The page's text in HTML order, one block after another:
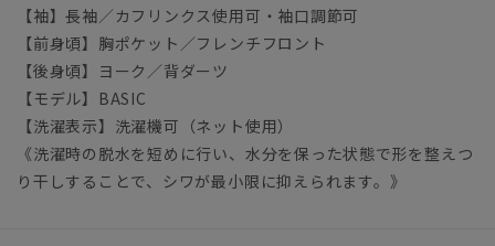
【袖】長袖／カフリンクス使用可・袖口調節可
【前身頃】胸ポケット／フレンチフロント
【後身頃】ヨーク／背ダーツ
【モデル】BASIC
【洗濯表示】洗濯機可（ネット使用）
《洗濯時の脱水を短めに行い、水分を保った状態で形を整えつ
り干しすることで、シワが最小限に抑えられます。》